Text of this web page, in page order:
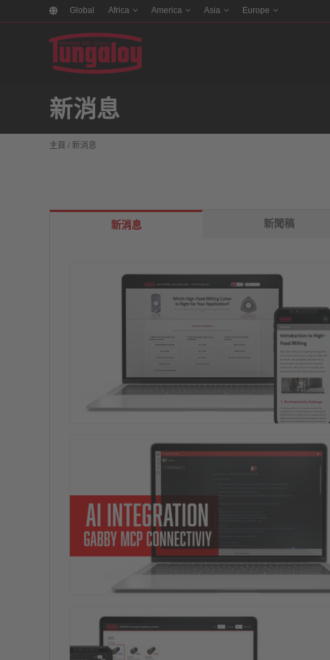
Global Africa America Asia Europe
新消息
主頁 / 新消息
新消息 新聞稿